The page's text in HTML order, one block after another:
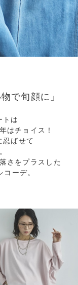
で旬顔に」
トは
はチョイス！
忍ばせて
さをプラスした
ーデ。